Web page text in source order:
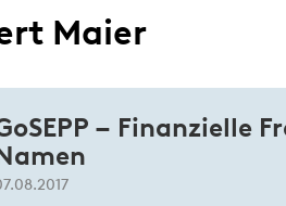
Maier
– Finanzielle